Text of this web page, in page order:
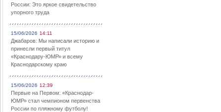
России: Это яркое свидетельство
упорного труда
15/06/2026 14:11
Джабаров: Мы написали историю и
принесли первый титул
«Краснодару-ЮМР» и всему
Краснодарскому краю
15/06/2026 12:39
Первые на Первом: «Краснодар-
ЮМР» стал чемпионом первенства
России по пляжному футболу!